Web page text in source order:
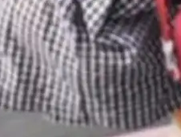
服AI算力网关
治理和成本治
看得清、管
一、从现在开
Dean 二十多
的共同
心成员，Se
及 Oriol Vin
件事一次补
是杭州无
体——一位全
求、规划步
台，curl 一行
· GitHu
/ Linu
）
价值 在软件工
产的主要载
万乃至数百万
承载的上下